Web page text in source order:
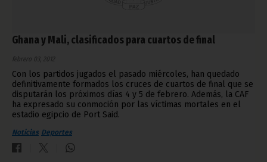
Ghana y Mali, clasificados para cuartos de final
febrero 03, 2012
Con los partidos jugados el pasado miércoles, han quedado
definitivamente formados los cruces de cuartos de final que se
disputarán los próximos días 4 y 5 de febrero. Además, la CAF
ha expresado su conmoción por las víctimas mortales en el
estadio egipcio de Port Said.
Noticias Deportes